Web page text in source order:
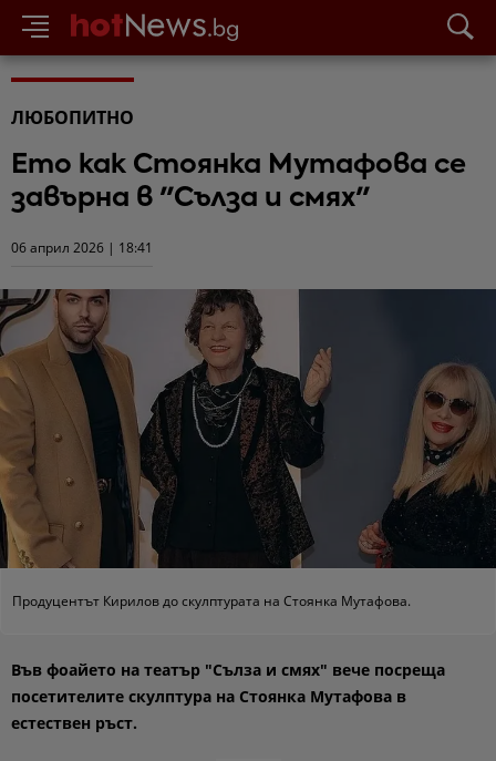
ЛЮБОПИТНО
Ето как Стоянка Мутафова се
завърна в "Сълза и смях"
06 април 2026 | 18:41
Продуцентът Кирилов до скулптурата на Стоянка Мутафова.
Във фоайето на театър "Сълза и смях" вече посреща
посетителите скулптура на Стоянка Мутафова в
естествен ръст.